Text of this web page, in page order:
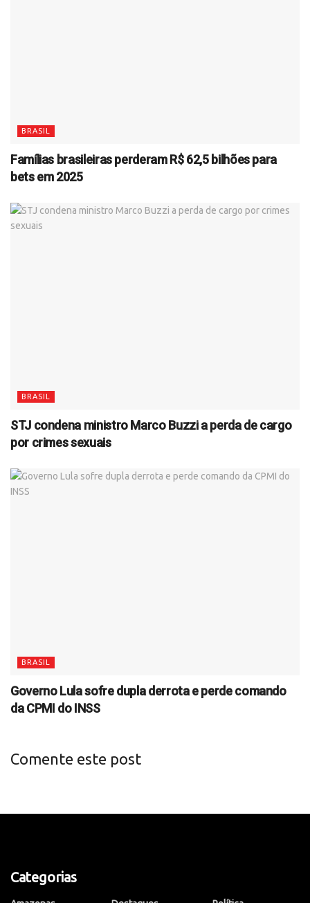
BRASIL
Famílias brasileiras perderam R$ 62,5 bilhões para
bets em 2025
BRASIL
STJ condena ministro Marco Buzzi a perda de cargo
por crimes sexuais
BRASIL
Governo Lula sofre dupla derrota e perde comando
da CPMI do INSS
Comente este post
Categorias